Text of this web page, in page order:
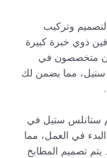
وتركيب
ذوي خبرة كبيرة
متخصصون في
ستيل، مما يضمن لك
ستانلس ستيل في
في العمل، مما
تصميم المطابخ